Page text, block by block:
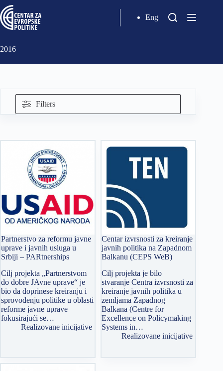
Eng
2016
Partnerstvo za reformu javne
uprave i javnih usluga u
Srbiji – PARtnerships
Cilj projekta „Partnerstvom
do dobre JAvne uprave“ je
bio da doprinese kreiranju i
sprovođenju politike u oblasti
reforme javne uprave
fokusirajući se…
Realizovane inicijative
Centar izvrsnosti za kreiranje
javnih politika na Zapadnom
Balkanu (CEPS WeB)
Cilj projekta je bilo
stvaranje Centra izvrsnosti za
kreiranje javnih politika u
zemljama Zapadnog
Balkana (Centre for
Excellence on Policymaking
Systems in…
Realizovane inicijative
Filters